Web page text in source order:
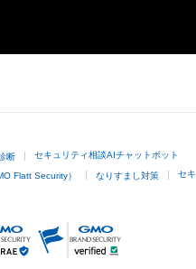
断 セキュリティ相談AIチャットボット
Flatt Security） なりすまし対策 セ